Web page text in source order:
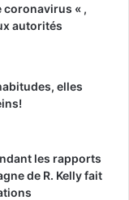
coronavirus « ,
autorités
elles
les rapports
de R. Kelly fait